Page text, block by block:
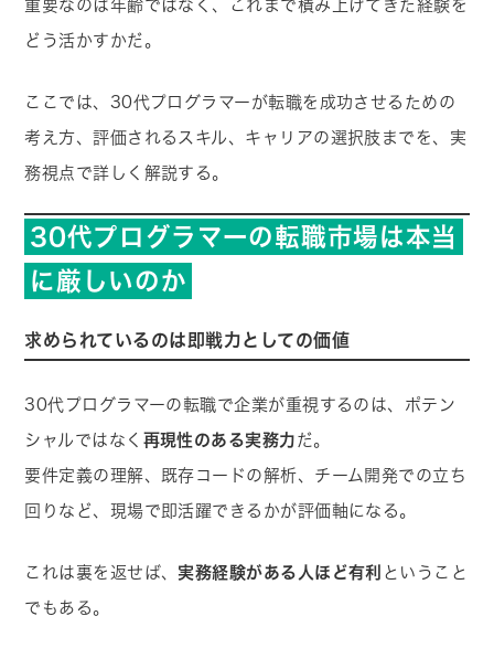
重要なのは年齢ではなく、これまで積み上げてきた経験を
どう活かすかだ。
ここでは、30代プログラマーが転職を成功させるための
考え方、評価されるスキル、キャリアの選択肢までを、実
務視点で詳しく解説する。
30代プログラマーの転職市場は本当
に厳しいのか
求められているのは即戦力としての価値
30代プログラマーの転職で企業が重視するのは、ポテン
シャルではなく 再現性のある実務力 だ。
要件定義の理解、既存コードの解析、チーム開発での立ち
回りなど、現場で即活躍できるかが評価軸になる。
これは裏を返せば、 実務経験がある人ほど有利 ということ
でもある。